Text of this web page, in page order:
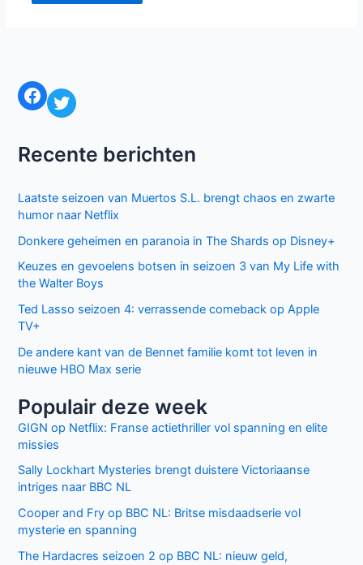
Facebook Twitter
Recente berichten
Laatste seizoen van Muertos S.L. brengt chaos en zwarte
humor naar Netflix
Donkere geheimen en paranoia in The Shards op Disney+
Keuzes en gevoelens botsen in seizoen 3 van My Life with
the Walter Boys
Ted Lasso seizoen 4: verrassende comeback op Apple
TV+
De andere kant van de Bennet familie komt tot leven in
nieuwe HBO Max serie
Populair deze week
GIGN op Netflix: Franse actiethriller vol spanning en elite
missies
Sally Lockhart Mysteries brengt duistere Victoriaanse
intriges naar BBC NL
Cooper and Fry op BBC NL: Britse misdaadserie vol
mysterie en spanning
The Hardacres seizoen 2 op BBC NL: nieuw geld,